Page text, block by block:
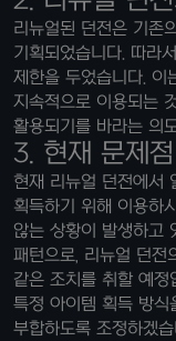
리뉴얼된 던전은 기존
기획되었습니다. 따라
제한을 두었습니다. 이
지속적으로 이용되는
활용되기를 바라는 의
3. 현재 문제
현재 리뉴얼 던전에서
획득하기 위해 이용하
않는 상황이 발생하고
패턴으로, 리뉴얼 던전
같은 조치를 취할 예정
특정 아이템 획득 방식
부합하도록 조정하겠습